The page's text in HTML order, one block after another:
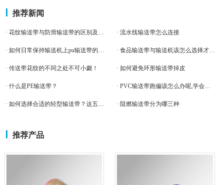
推荐新闻
· 花纹输送带与防滑输送带的区别及常用接头方式 · 流水线输送带怎么连接
· 如何日常保持输送机上pu输送带的正常运转 · 食品输送带与输送机该怎么选择才更加契合
· 传送带花纹的不同之处不可小觑！ · 如何避免环形输送带掉皮
· 什么是PE输送带？ · PVC输送带跑偏该怎么办呢,学会这个就也不怕了
· 如何选择合适的轻型输送带？这五点因素值得借鉴 · 阻燃输送带分为哪三种
推荐产品